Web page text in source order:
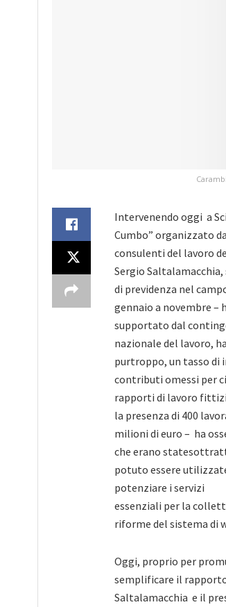
Intervenendo oggi a
Cumbo” organizzato
consulenti del lavoro
Sergio
di previdenza nel
gennaio a novembre –
supportato dal
nazionale del lavoro,
purtroppo, un tasso di
contributi omessi per
rapporti di lavoro
la presenza di 400
milioni di euro – ha
che erano
potuto essere
potenziare i servizi
essenziali per la
riforme del sistema di
Oggi, proprio per
semplificare il
Saltalamacchia e il